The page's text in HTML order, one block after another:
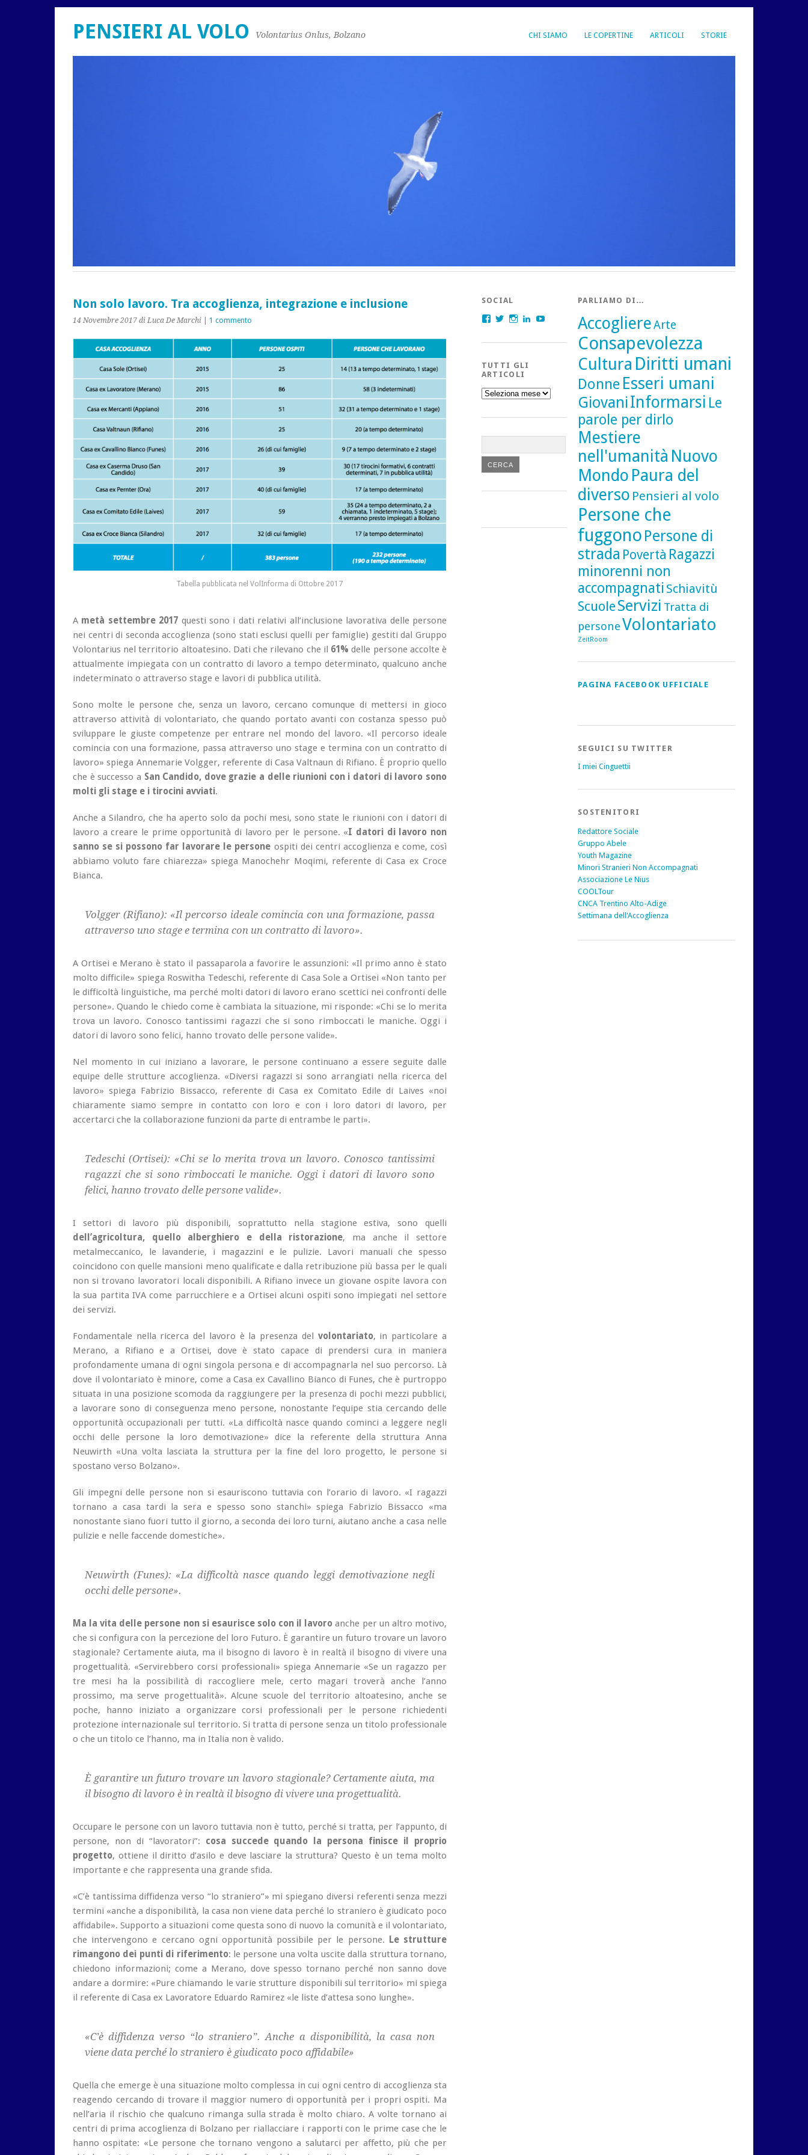
CHI SIAMO LE COPERTINE ARTICOLI STORIE
PENSIERI AL VOLO Volontarius Onlus, Bolzano
Non solo lavoro. Tra accoglienza, integrazione e inclusione
14 Novembre 2017 di Luca De Marchi 1 commento
Tabella pubblicata nel VolInforma di Ottobre 2017
A metà settembre 2017 questi sono i dati relativi all’inclusione lavorativa delle persone
nei centri di seconda accoglienza (sono stati esclusi quelli per famiglie) gestiti dal Gruppo
Volontarius nel territorio altoatesino. Dati che rilevano che il 61% delle persone accolte è
attualmente impiegata con un contratto di lavoro a tempo determinato, qualcuno anche
indeterminato o attraverso stage e lavori di pubblica utilità.
Sono molte le persone che, senza un lavoro, cercano comunque di mettersi in gioco
attraverso attività di volontariato, che quando portato avanti con costanza spesso può
sviluppare le giuste competenze per entrare nel mondo del lavoro. «Il percorso ideale
comincia con una formazione, passa attraverso uno stage e termina con un contratto di
lavoro» spiega Annemarie Volgger, referente di Casa Valtnaun di Rifiano. È proprio quello
che è successo a San Candido, dove grazie a delle riunioni con i datori di lavoro sono
molti gli stage e i tirocini avviati.
Anche a Silandro, che ha aperto solo da pochi mesi, sono state le riunioni con i datori di
lavoro a creare le prime opportunità di lavoro per le persone. «I datori di lavoro non
sanno se si possono far lavorare le persone ospiti dei centri accoglienza e come, così
abbiamo voluto fare chiarezza» spiega Manochehr Moqimi, referente di Casa ex Croce
Bianca.
Volgger (Rifiano): «Il percorso ideale comincia con una formazione, passa
attraverso uno stage e termina con un contratto di lavoro».
A Ortisei e Merano è stato il passaparola a favorire le assunzioni: «Il primo anno è stato
molto difficile» spiega Roswitha Tedeschi, referente di Casa Sole a Ortisei «Non tanto per
le difficoltà linguistiche, ma perché molti datori di lavoro erano scettici nei confronti delle
persone». Quando le chiedo come è cambiata la situazione, mi risponde: «Chi se lo merita
trova un lavoro. Conosco tantissimi ragazzi che si sono rimboccati le maniche. Oggi i
datori di lavoro sono felici, hanno trovato delle persone valide».
Nel momento in cui iniziano a lavorare, le persone continuano a essere seguite dalle
equipe delle strutture accoglienza. «Diversi ragazzi si sono arrangiati nella ricerca del
lavoro» spiega Fabrizio Bissacco, referente di Casa ex Comitato Edile di Laives «noi
chiaramente siamo sempre in contatto con loro e con i loro datori di lavoro, per
accertarci che la collaborazione funzioni da parte di entrambe le parti».
Tedeschi (Ortisei): «Chi se lo merita trova un lavoro. Conosco tantissimi
ragazzi che si sono rimboccati le maniche. Oggi i datori di lavoro sono
felici, hanno trovato delle persone valide».
I settori di lavoro più disponibili, soprattutto nella stagione estiva, sono quelli
dell’agricoltura, quello alberghiero e della ristorazione, ma anche il settore
metalmeccanico, le lavanderie, i magazzini e le pulizie. Lavori manuali che spesso
coincidono con quelle mansioni meno qualificate e dalla retribuzione più bassa per le quali
non si trovano lavoratori locali disponibili. A Rifiano invece un giovane ospite lavora con
la sua partita IVA come parrucchiere e a Ortisei alcuni ospiti sono impiegati nel settore
dei servizi.
Fondamentale nella ricerca del lavoro è la presenza del volontariato, in particolare a
Merano, a Rifiano e a Ortisei, dove è stato capace di prendersi cura in maniera
profondamente umana di ogni singola persona e di accompagnarla nel suo percorso. Là
dove il volontariato è minore, come a Casa ex Cavallino Bianco di Funes, che è purtroppo
situata in una posizione scomoda da raggiungere per la presenza di pochi mezzi pubblici,
a lavorare sono di conseguenza meno persone, nonostante l’equipe stia cercando delle
opportunità occupazionali per tutti. «La difficoltà nasce quando cominci a leggere negli
occhi delle persone la loro demotivazione» dice la referente della struttura Anna
Neuwirth «Una volta lasciata la struttura per la fine del loro progetto, le persone si
spostano verso Bolzano».
Gli impegni delle persone non si esauriscono tuttavia con l’orario di lavoro. «I ragazzi
tornano a casa tardi la sera e spesso sono stanchi» spiega Fabrizio Bissacco «ma
nonostante siano fuori tutto il giorno, a seconda dei loro turni, aiutano anche a casa nelle
pulizie e nelle faccende domestiche».
Neuwirth (Funes): «La difficoltà nasce quando leggi demotivazione negli
occhi delle persone».
Ma la vita delle persone non si esaurisce solo con il lavoro anche per un altro motivo,
che si configura con la percezione del loro Futuro. È garantire un futuro trovare un lavoro
stagionale? Certamente aiuta, ma il bisogno di lavoro è in realtà il bisogno di vivere una
progettualità. «Servirebbero corsi professionali» spiega Annemarie «Se un ragazzo per
tre mesi ha la possibilità di raccogliere mele, certo magari troverà anche l’anno
prossimo, ma serve progettualità». Alcune scuole del territorio altoatesino, anche se
poche, hanno iniziato a organizzare corsi professionali per le persone richiedenti
protezione internazionale sul territorio. Si tratta di persone senza un titolo professionale
o che un titolo ce l’hanno, ma in Italia non è valido.
È garantire un futuro trovare un lavoro stagionale? Certamente aiuta, ma
il bisogno di lavoro è in realtà il bisogno di vivere una progettualità.
Occupare le persone con un lavoro tuttavia non è tutto, perché si tratta, per l’appunto, di
persone, non di “lavoratori”: cosa succede quando la persona finisce il proprio
progetto, ottiene il diritto d’asilo e deve lasciare la struttura? Questo è un tema molto
importante e che rappresenta una grande sfida.
«C’è tantissima diffidenza verso “lo straniero”» mi spiegano diversi referenti senza mezzi
termini «anche a disponibilità, la casa non viene data perché lo straniero è giudicato poco
affidabile». Supporto a situazioni come questa sono di nuovo la comunità e il volontariato,
che intervengono e cercano ogni opportunità possibile per le persone.
Le strutture
rimangono dei punti di riferimento: le persone una volta uscite dalla struttura tornano,
chiedono informazioni; come a Merano, dove spesso tornano perché non sanno dove
andare a dormire: «Pure chiamando le varie strutture disponibili sul territorio» mi spiega
il referente di Casa ex Lavoratore Eduardo Ramirez «le liste d’attesa sono lunghe».
«C’è diffidenza verso “lo straniero”. Anche a disponibilità, la casa non
viene data perché lo straniero è giudicato poco affidabile»
Quella che emerge è una situazione molto complessa in cui ogni centro di accoglienza sta
reagendo cercando di trovare il maggior numero di opportunità per i propri ospiti. Ma
nell’aria il rischio che qualcuno rimanga sulla strada è molto chiaro. A volte tornano ai
centri di prima accoglienza di Bolzano per riallacciare i rapporti con le prime case che le
hanno ospitate: «Le persone che tornano vengono a salutarci per affetto, più che per
SOCIAL
Facebook
Twitter
Instagram
LinkedIn
YouTube
TUTTI GLI
ARTICOLI
Tutti
gli
PARLIAMO DI…
AccogliereArte
Consapevolezza
Cultura Diritti umani
Donne Esseri umani
GiovaniInformarsi Le
parole per dirlo
Mestiere
nell'umanità Nuovo
Mondo Paura del
diverso Pensieri al volo
Persone che
fuggono Persone di
strada Povertà Ragazzi
minorenni non
accompagnati Schiavitù
ScuoleServizi Tratta di
personeVolontariato
ZeitRoom
PAGINA FACEBOOK UFFICIALE
SEGUICI SU TWITTER
I miei Cinguettii
SOSTENITORI
Redattore Sociale
Gruppo Abele
Youth Magazine
Minori Stranieri Non Accompagnati
Associazione Le Nius
COOLTour
CNCA Trentino Alto-Adige
Settimana dell'Accoglienza